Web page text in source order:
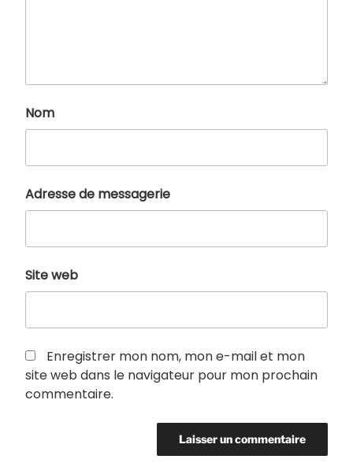
Nom
Adresse de messagerie
Site web
Enregistrer mon nom, mon e-mail et mon
site web dans le navigateur pour mon prochain
commentaire.